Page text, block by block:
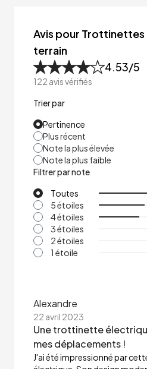
Avis pour
terrain
4.53/5
122 avis vérifiés
Trier par
Pertinence
Plus récent
Note la plus élevée
Note la plus faible
Filtrer par note
Toutes
5 étoiles
4 étoiles
3 étoiles
2 étoiles
1 étoile
Alexandre
22 avril 2023
Une trottinette
mes déplacements !
J'ai été impressionné par